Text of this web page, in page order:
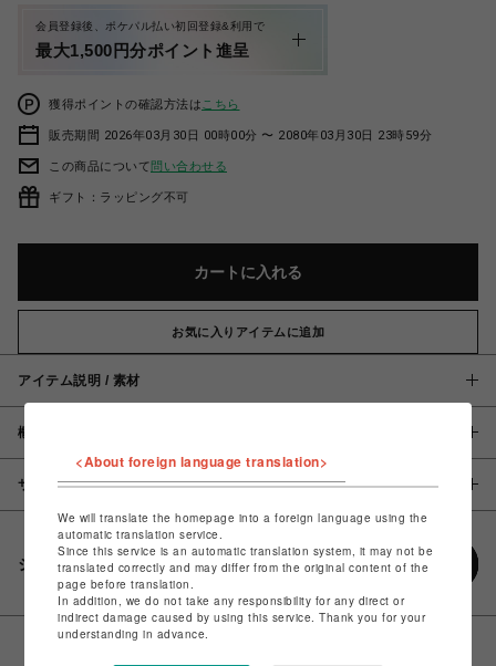
会員登録後、ポケパル払い初回登録&利用で
最大1,500円分ポイント進呈
獲得ポイントの確認方法は こちら
販売期間 2026年03月30日 00時00分 〜 2080年03月30日 23時59分
この商品について問い合わせる
ギフト：ラッピング不可
カートに入れる
お気に入りアイテムに追加
アイテム説明 / 素材
概要
サイズ
シェアする
<About foreign language translation>
We will translate the homepage into a foreign language using the
automatic translation service.
Since this service is an automatic translation system, it may not be
translated correctly and may differ from the original content of the
page before translation.
In addition, we do not take any responsibility for any direct or
indirect damage caused by using this service. Thank you for your
understanding in advance.